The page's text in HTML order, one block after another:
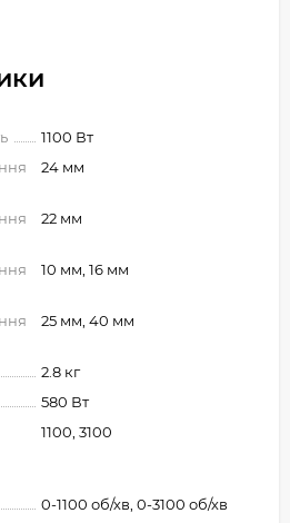
1100 Вт
24 мм
22 мм
10 мм, 16 мм
25 мм, 40 мм
2.8 кг
580 Вт
1100, 3100
0-1100 об/хв, 0-3100 об/хв